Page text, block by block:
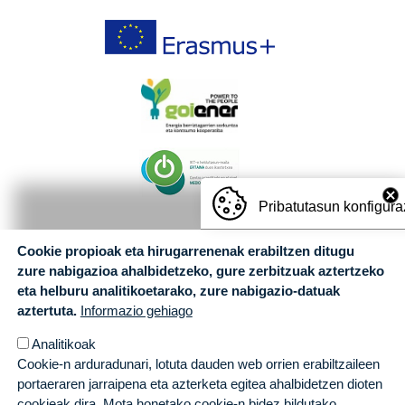
Pribatutasun
Cookie propioak eta hirugarrenenak erabiltzen ditugu
zure nabigazioa ahalbidetzeko, gure zerbitzuak aztertzeko
eta helburu analitikoetarako, zure nabigazio-datuak
aztertuta. Informazio gehiago
Analitikoak
Cookie-n arduradunari, lotuta dauden web orrien erabiltzaileen
portaeraren jarraipena eta azterketa egitea ahalbidetzen dioten